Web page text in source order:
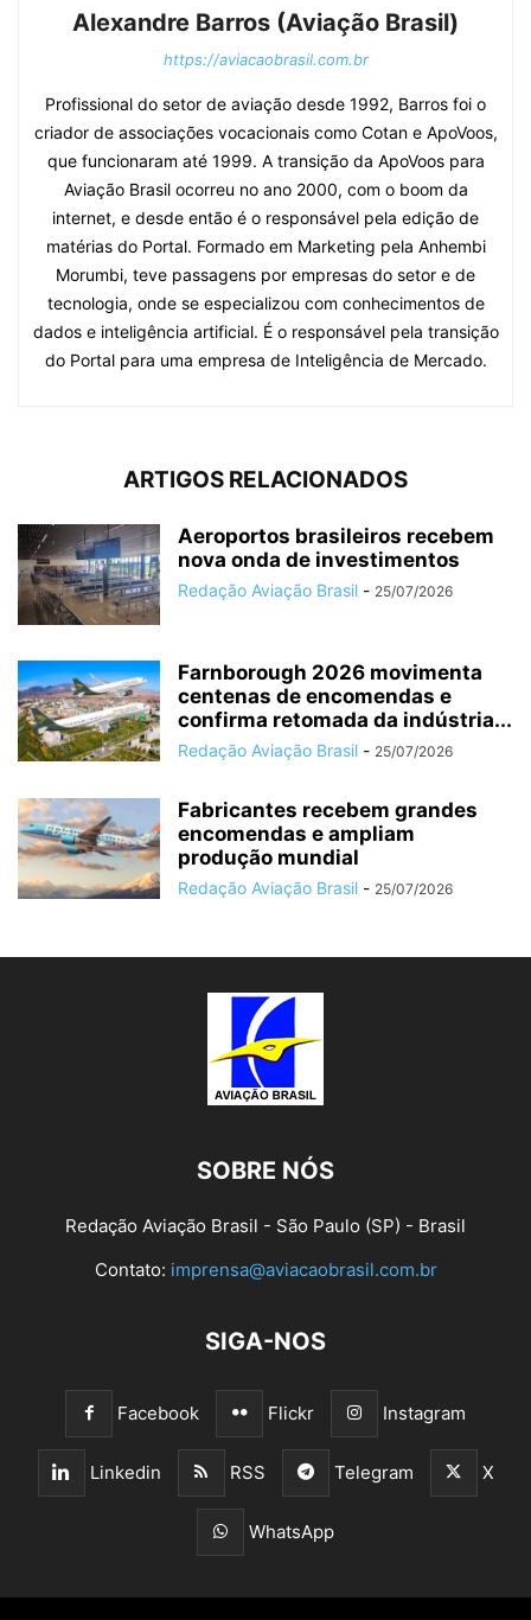
Alexandre Barros (Aviação Brasil)
https://aviacaobrasil.com.br
Profissional do setor de aviação desde 1992, Barros foi o
criador de associações vocacionais como Cotan e ApoVoos,
que funcionaram até 1999. A transição da ApoVoos para
Aviação Brasil ocorreu no ano 2000, com o boom da
internet, e desde então é o responsável pela edição de
matérias do Portal. Formado em Marketing pela Anhembi
Morumbi, teve passagens por empresas do setor e de
tecnologia, onde se especializou com conhecimentos de
dados e inteligência artificial. É o responsável pela transição
do Portal para uma empresa de Inteligência de Mercado.
ARTIGOS RELACIONADOS
Aeroportos brasileiros recebem
nova onda de investimentos
Redação Aviação Brasil - 25/07/2026
Farnborough 2026 movimenta
centenas de encomendas e
confirma retomada da indústria...
Redação Aviação Brasil - 25/07/2026
Fabricantes recebem grandes
encomendas e ampliam
produção mundial
Redação Aviação Brasil - 25/07/2026
SOBRE NÓS
Redação Aviação Brasil - São Paulo (SP) - Brasil
Contato: imprensa@aviacaobrasil.com.br
SIGA-NOS
Facebook Flickr Instagram
Linkedin RSS Telegram X
WhatsApp